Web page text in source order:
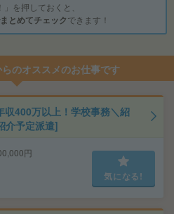
」を押しておくと、
とめてチェックできます！
のオススメのお仕事です
収400万以上！学校事務＼紹
介予定派遣]
円
気になる!